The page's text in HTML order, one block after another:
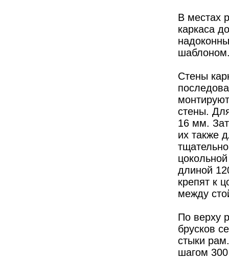
В местах
каркаса
Стены
стены.
16 мм.
их также
длиной
крепят к
между
По верху
брусков
стыки
шагом